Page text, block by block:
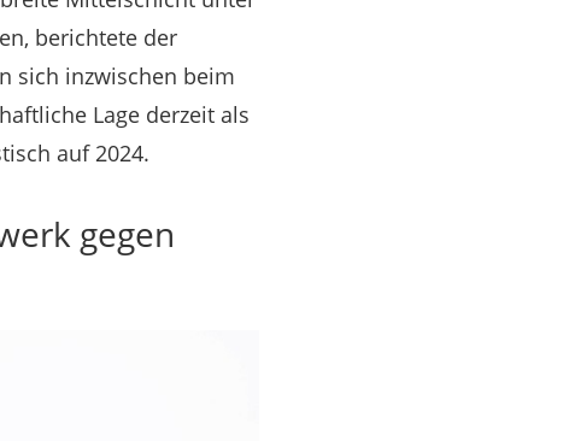
berichtete der
sich inzwischen beim
Lage derzeit als
auf 2024.
gegen